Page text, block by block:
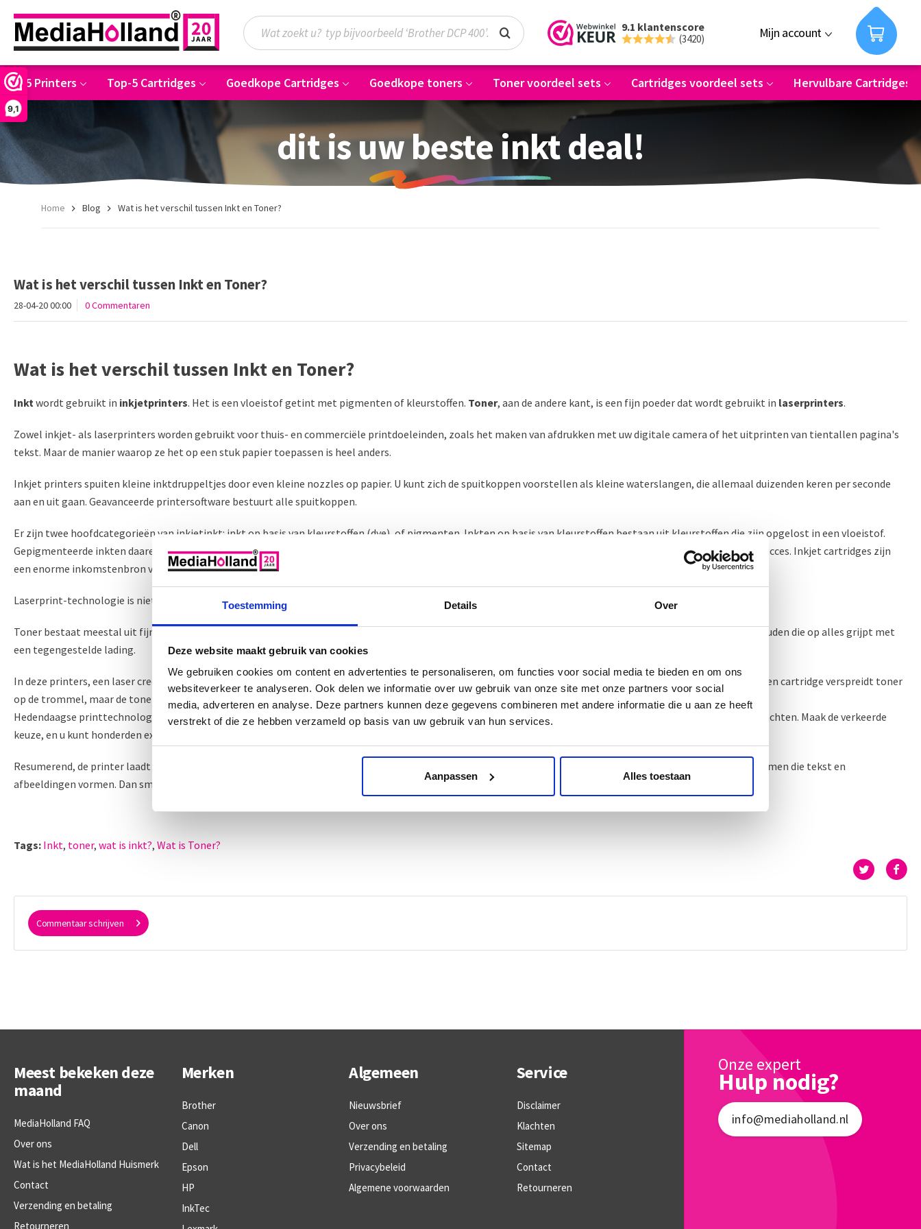
Toestemming Details Over
Deze website maakt gebruik van cookies
We gebruiken cookies om content en advertenties te personaliseren, om functies voor social media te bieden en om ons
websiteverkeer te analyseren. Ook delen we informatie over uw gebruik van onze site met onze partners voor social
media, adverteren en analyse. Deze partners kunnen deze gegevens combineren met andere informatie die u aan ze heeft
verstrekt of die ze hebben verzameld op basis van uw gebruik van hun services.
Aanpassen Alles toestaan
9,1
9.1 klantenscore
(3420) Mijn account
Top-5 Printers Top-5 Cartridges Goedkope Cartridges Goedkope toners Toner voordeel sets Cartridges voordeel sets Hervulbare Cartridges
dit is uw beste inkt deal!
Home Blog Wat is het verschil tussen Inkt en Toner?
Wat is het verschil tussen Inkt en Toner?
28-04-20 00:00 0 Commentaren
Wat is het verschil tussen Inkt en Toner?
Inktwordt gebruikt in inkjetprinters. Het is een vloeistof getint met pigmenten of kleurstoffen. Toner, aan de andere kant, is een fijn poeder dat wordt gebruikt in laserprinters.
Zowel inkjet- als laserprinters worden gebruikt voor thuis- en commerciële printdoeleinden, zoals het maken van afdrukken met uw digitale camera of het uitprinten van tientallen pagina's
tekst. Maar de manier waarop ze het op een stuk papier toepassen is heel anders.
Inkjet printers spuiten kleine inktdruppeltjes door even kleine nozzles op papier. U kunt zich de spuitkoppen voorstellen als kleine waterslangen, die allemaal duizenden keren per seconde
aan en uit gaan. Geavanceerde printersoftware bestuurt alle spuitkoppen.
Er zijn twee hoofdcategorieën van inkjetinkt: inkt op basis van kleurstoffen (dye), of pigmenten. Inkten op basis van kleurstoffen bestaan uit kleurstoffen die zijn opgelost in een vloeistof.
Gepigmenteerde inkten daarentegen gebruiken ultrafijn poeder dat in een vloeistof is opgelost. Als u precies wilt weten wat er in deze inkten zit, wens ik u veel succes. Inkjet cartridges zijn
een enorme inkomstenbron voor printer bedrijven, en ze bewaken zorgvuldig hun formules.
Laserprint-technologie is niet zo eenvoudig. Dat komt omdat toner zich niet aan papier hecht op de manier waarop een vloeibare inkt dat doet.
Toner bestaat meestal uit fijngemalen polyester, een soort kunststof. Net als uw broek die aan uw benen kleeft, kan polyesterpoeder een statische lading vasthouden die op alles grijpt met
een tegengestelde lading.
In deze printers, een laser creëert een elektrostatische sjabloon van uw gewenste beelden op een roterende metalen trommel, die een elektrische lading heeft. Een cartridge verspreidt toner
op de trommel, maar de toner kleeft alleen op bepaalde plaatsen waar de laser de elektrische lading van de trommel verandert.
Hedendaagse printtechnologie is sneller en goedkoper dan ooit tevoren, maar het is niet altijd direct duidelijk welk type printer het beste is voor specifieke opdrachten. Maak de verkeerde
keuze, en u kunt honderden extra euro's per jaar opblazen op printerverbruiksartikelen - namelijk inkt of toner.
Resumerend, de printer laadt ook de vellen papier in als ze door de machine gaan. Als het vel langs de trommel krult, trekt het de geladen toner eraf in exacte vormen die tekst en
afbeeldingen vormen. Dan smelt een hete fuser in principe het polyester op zijn plaats, waardoor scherpe, veegvrije afdrukken worden gemaakt.
Tags: Inkt, toner, wat is inkt?, Wat is Toner?
Commentaar schrijven
Meest bekeken deze
maand
MediaHolland FAQ
Over ons
Wat is het MediaHolland Huismerk
Contact
Verzending en betaling
Retourneren
Merken
Brother
Canon
Dell
Epson
HP
InkTec
Algemeen
Nieuwsbrief
Over ons
Verzending en betaling
Privacybeleid
Algemene voorwaarden
Service
Disclaimer
Klachten
Sitemap
Contact
Retourneren
Onze expert
Hulp nodig?
info@mediaholland.nl